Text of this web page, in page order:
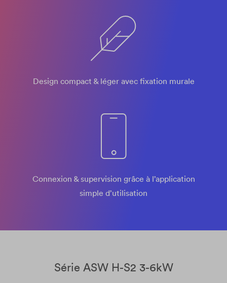
Design compact & léger avec fixation murale
Connexion & supervision grâce à l’application
simple d’utilisation​
Série ASW H-S2 3-6kW​